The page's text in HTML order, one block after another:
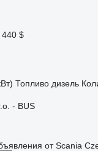
440 $
Топливо дизель
- BUS
от Scania